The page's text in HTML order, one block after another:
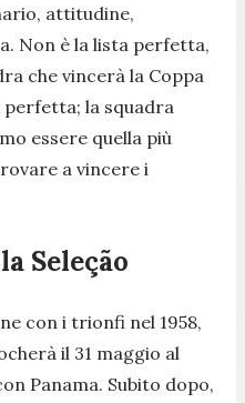
attitudine,
Non è la lista perfetta,
che vincerà la Coppa
perfetta; la squadra
essere quella più
a vincere i
Seleção
con i trionfi nel 1958,
il 31 maggio al
Panama. Subito dopo,